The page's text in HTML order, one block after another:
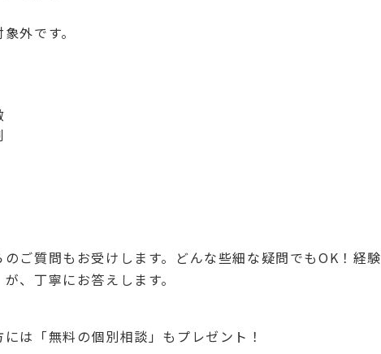
外です。
ご質問もお受けします。どんな些細な疑問でもOK！経
、丁寧にお答えします。
は「無料の個別相談」もプレゼント！